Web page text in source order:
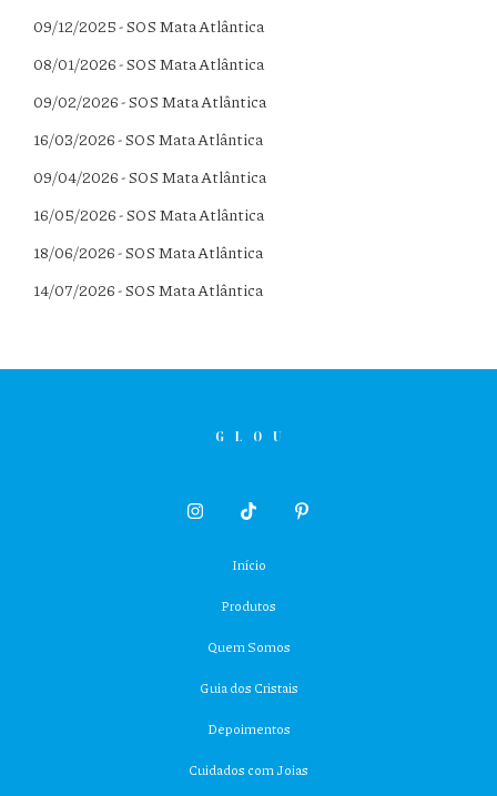
09/12/2025 - SOS Mata Atlântica
08/01/2026 - SOS Mata Atlântica
09/02/2026 - SOS Mata Atlântica
16/03/2026 - SOS Mata Atlântica
09/04/2026 - SOS Mata Atlântica
16/05/2026 - SOS Mata Atlântica
18/06/2026 - SOS Mata Atlântica
14/07/2026 - SOS Mata Atlântica
Início
Produtos
Quem Somos
Guia dos Cristais
Depoimentos
Cuidados com Joias